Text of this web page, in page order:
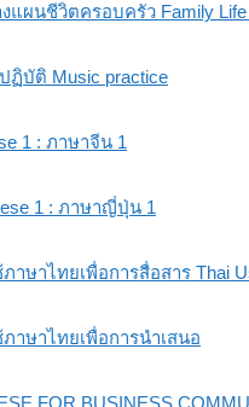
งแผนชีวิตครอบครัว Family Life
ฏิบัติ Music practice
1 : ภาษาจีน 1
1 : ภาษาญี่ปุ่น 1
ภาษาไทยเพื่อการสื่อสาร Thai
ภาษาไทยเพื่อการนำเสนอ
FOR BUSINESS